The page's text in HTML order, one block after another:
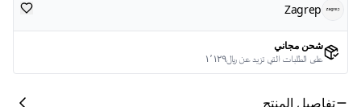
Zagrep
شحن مجاني
على الطلبات التي تزيد عن ﷼١٬١٢٩
تفاصيل المنتج